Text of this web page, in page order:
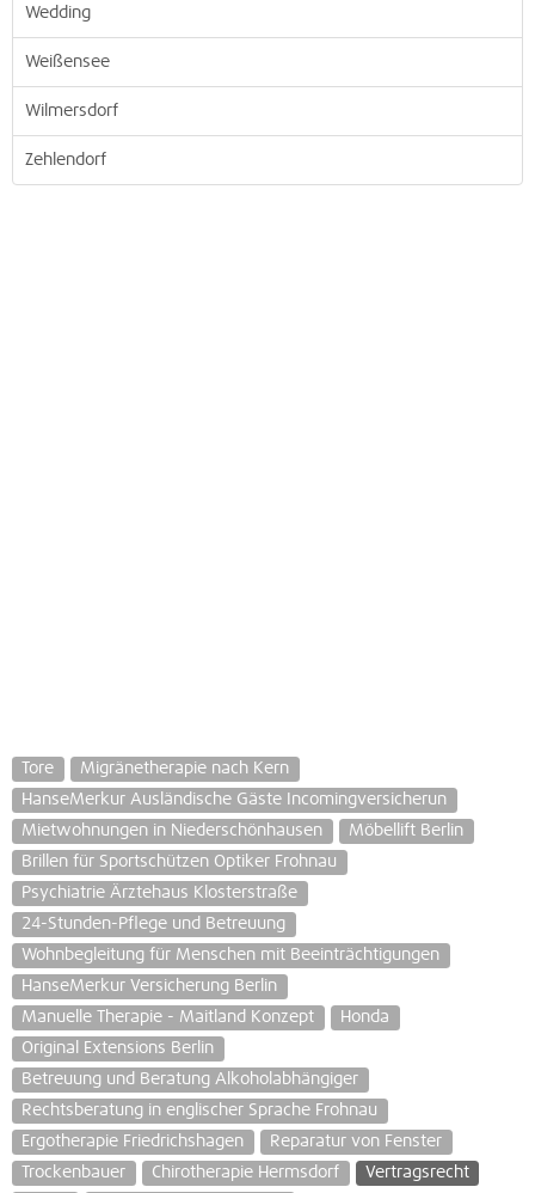
Wedding
Weißensee
Wilmersdorf
Zehlendorf
Tore
Migränetherapie nach Kern
HanseMerkur Ausländische Gäste Incomingversicherun
Mietwohnungen in Niederschönhausen
Möbellift Berlin
Brillen für Sportschützen Optiker Frohnau
Psychiatrie Ärztehaus Klosterstraße
24-Stunden-Pflege und Betreuung
Wohnbegleitung für Menschen mit Beeinträchtigungen
HanseMerkur Versicherung Berlin
Manuelle Therapie - Maitland Konzept
Honda
Original Extensions Berlin
Betreuung und Beratung Alkoholabhängiger
Rechtsberatung in englischer Sprache Frohnau
Ergotherapie Friedrichshagen
Reparatur von Fenster
Trockenbauer
Chirotherapie Hermsdorf
Vertragsrecht